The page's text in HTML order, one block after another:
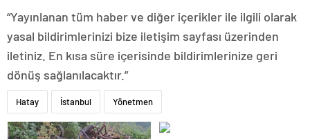
“Yayınlanan tüm haber ve diğer içerikler ile ilgili olarak
yasal bildirimlerinizi bize iletişim sayfası üzerinden
iletiniz. En kısa süre içerisinde bildirimlerinize geri
dönüş sağlanılacaktır.”
Hatay İstanbul Yönetmen